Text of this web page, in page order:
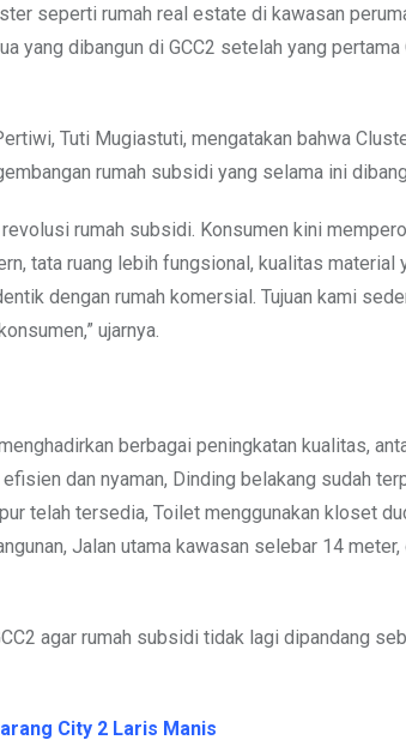
seperti rumah real estate di kawasan
yang dibangun di GCC2 setelah yang
Tuti Mugiastuti, mengatakan bahwa
rumah subsidi yang selama ini
rumah subsidi. Konsumen kini
tata ruang lebih fungsional, kualitas material
dengan rumah komersial. Tujuan kami
ujarnya.
berbagai peningkatan kualitas,
dan nyaman, Dinding belakang sudah
telah tersedia, Toilet menggunakan kloset
Jalan utama kawasan selebar 14 meter,
agar rumah subsidi tidak lagi dipandang
City 2 Laris Manis